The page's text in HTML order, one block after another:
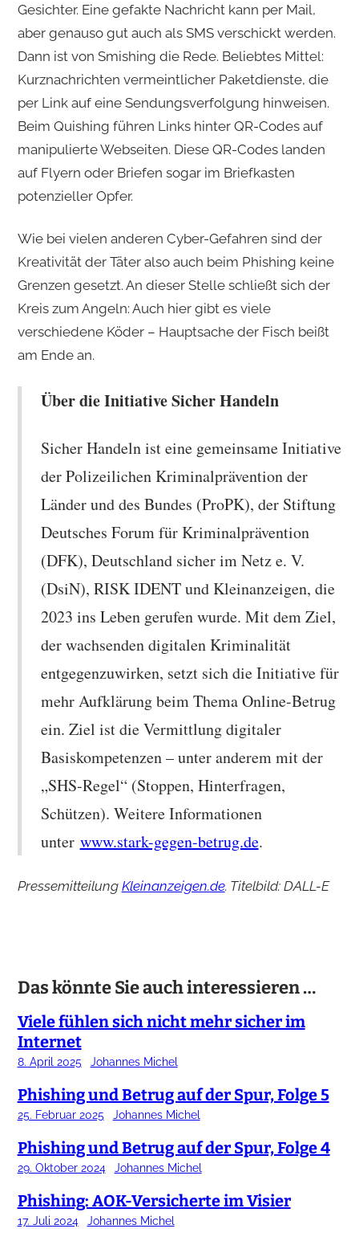
Gesichter. Eine gefakte Nachricht kann per Mail,
aber genauso gut auch als SMS verschickt werden.
Dann ist von Smishing die Rede. Beliebtes Mittel:
Kurznachrichten vermeintlicher Paketdienste, die
per Link auf eine Sendungsverfolgung hinweisen.
Beim Quishing führen Links hinter QR-Codes auf
manipulierte Webseiten. Diese QR-Codes landen
auf Flyern oder Briefen sogar im Briefkasten
potenzieller Opfer.
Wie bei vielen anderen Cyber-Gefahren sind der
Kreativität der Täter also auch beim Phishing keine
Grenzen gesetzt. An dieser Stelle schließt sich der
Kreis zum Angeln: Auch hier gibt es viele
verschiedene Köder – Hauptsache der Fisch beißt
am Ende an.
Über die Initiative Sicher Handeln
Sicher Handeln ist eine gemeinsame Initiative
der Polizeilichen Kriminalprävention der
Länder und des Bundes (ProPK), der Stiftung
Deutsches Forum für Kriminalprävention
(DFK), Deutschland sicher im Netz e. V.
(DsiN), RISK IDENT und Kleinanzeigen, die
2023 ins Leben gerufen wurde. Mit dem Ziel,
der wachsenden digitalen Kriminalität
entgegenzuwirken, setzt sich die Initiative für
mehr Aufklärung beim Thema Online-Betrug
ein. Ziel ist die Vermittlung digitaler
Basiskompetenzen – unter anderem mit der
„SHS-Regel“ (Stoppen, Hinterfragen,
Schützen). Weitere Informationen
unter www.stark-gegen-betrug.de.
Pressemitteilung Kleinanzeigen.de. Titelbild: DALL-E
Das könnte Sie auch interessieren …
Viele fühlen sich nicht mehr sicher im
Internet
8. April 2025 Johannes Michel
Phishing und Betrug auf der Spur, Folge 5
25. Februar 2025 Johannes Michel
Phishing und Betrug auf der Spur, Folge 4
29. Oktober 2024 Johannes Michel
Phishing: AOK-Versicherte im Visier
17. Juli 2024 Johannes Michel